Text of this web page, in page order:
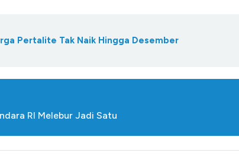
Pertalite Tak Naik Hingga Desember
RI Melebur Jadi Satu